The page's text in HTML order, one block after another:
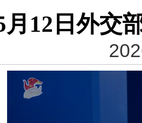
月12日外交